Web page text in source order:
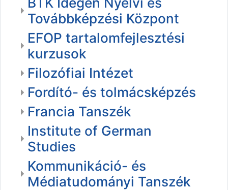
Továbbképzési Központ
EFOP tartalomfejlesztési
kurzusok
Filozófiai Intézet
Fordító- és tolmácsképzés
Francia Tanszék
Institute of German
Studies
Kommunikáció- és
Médiatudományi Tanszék